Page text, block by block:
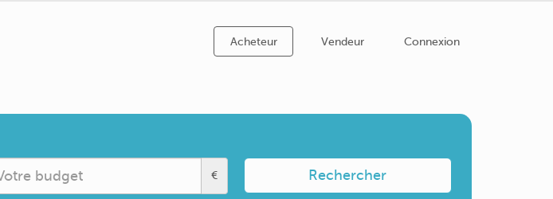
Acheteur Vendeur Connexion
€ Rechercher